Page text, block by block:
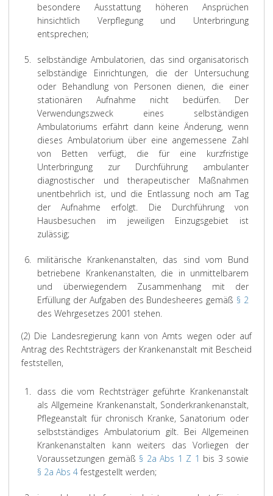
besondere Ausstattung höheren Ansprüchen
hinsichtlich Verpflegung und Unterbringung
entsprechen;
5. selbständige Ambulatorien, das sind organisatorisch
selbständige Einrichtungen, die der Untersuchung
oder Behandlung von Personen dienen, die einer
stationären Aufnahme nicht bedürfen. Der
Verwendungszweck eines selbständigen
Ambulatoriums erfährt dann keine Änderung, wenn
dieses Ambulatorium über eine angemessene Zahl
von Betten verfügt, die für eine kurzfristige
Unterbringung zur Durchführung ambulanter
diagnostischer und therapeutischer Maßnahmen
unentbehrlich ist, und die Entlassung noch am Tag
der Aufnahme erfolgt. Die Durchführung von
Hausbesuchen im jeweiligen Einzugsgebiet ist
zulässig;
6. militärische Krankenanstalten, das sind vom Bund
betriebene Krankenanstalten, die in unmittelbarem
und überwiegendem Zusammenhang mit der
Erfüllung der Aufgaben des Bundesheeres gemäß § 2
des Wehrgesetzes 2001 stehen.
(2) Die Landesregierung kann von Amts wegen oder auf
Antrag des Rechtsträgers der Krankenanstalt mit Bescheid
feststellen,
1. dass die vom Rechtsträger geführte Krankenanstalt
als Allgemeine Krankenanstalt, Sonderkrankenanstalt,
Pflegeanstalt für chronisch Kranke, Sanatorium oder
selbstständiges Ambulatorium gilt. Bei Allgemeinen
Krankenanstalten kann weiters das Vorliegen der
Voraussetzungen gemäß § 2a Abs 1 Z 1 bis 3 sowie
§ 2a Abs 4festgestellt werden;